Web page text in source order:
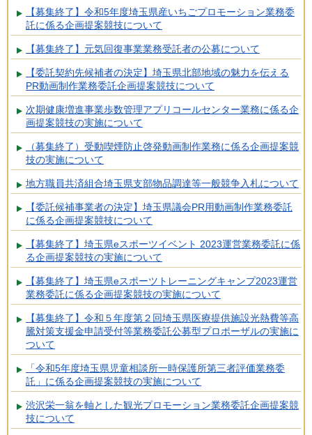
【募集終了】令和5年度埼玉県産いちごプロモーション業務委
託に係る企画提案競技について
【募集終了】元気回復事業業務受託者の公募について
【委託契約先候補者の決定】埼玉県北部地域の魅力を伝える
PR動画制作業務委託企画提案競技について
次期健康増進事業歩数管理アプリコールセンター業務に係る企
画提案競技の実施について
（募集終了）受動喫煙防止啓発動画制作業務に係る企画提案競
技の実施について
地方職員共済組合埼玉県支部物品調達等一般競争入札について
【委託候補事業者の決定】埼玉県議会PR用動画制作業務委託
に係る企画提案競技について
【募集終了】埼玉県eスポーツイベント 2023運営業務委託に係
る企画提案競技の実施について
【募集終了】埼玉県eスポーツトレーニングキャンプ2023運営
業務委託に係る企画提案競技の実施について
【募集終了】令和５年度第２回埼玉県医療提供施設光熱費等高
騰対策支援金申請受付等業務委託公募型プロポーザルの実施に
ついて
「令和5年度埼玉県児童相談所一時保護所第三者評価業務委
託」に係る企画提案競技の実施について
渋沢栄一翁を軸とした観光プロモーション業務委託企画提案競
技について